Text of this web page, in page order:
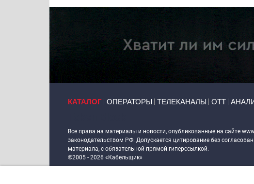
КАТАЛОГ ОПЕРАТОРЫ ТЕЛЕКАНАЛЫ ОТТ
Все права на материалы и новости, опубликованные на сайте
законодательством РФ. Допускается цитирование без
материала, с обязательной прямой гиперссылкой.
©2005 - 2026 «Кабельщик»